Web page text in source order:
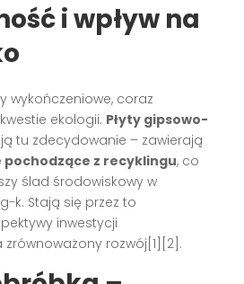
i wpływ na
wykończeniowe, coraz
ekologii. Płyty gipsowo-
tu zdecydowanie – zawierają
pochodzące z recyklingu, co
ślad środowiskowy w
k. Stają się przez to
inwestycji
rozwój[1][2].